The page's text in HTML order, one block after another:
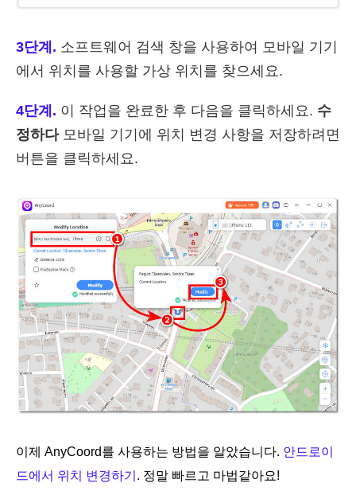
3단계. 소프트웨어 검색 창을 사용하여 모바일 기기
에서 위치를 사용할 가상 위치를 찾으세요.
4단계. 이 작업을 완료한 후 다음을 클릭하세요. 수
정하다모바일 기기에 위치 변경 사항을 저장하려면
버튼을 클릭하세요.
이제 AnyCoord를 사용하는 방법을 알았습니다. 안드로이
드에서 위치 변경하기 . 정말 빠르고 마법같아요!